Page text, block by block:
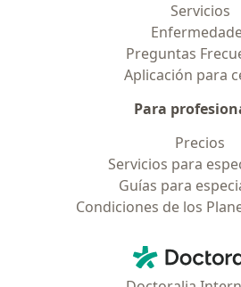
Servicios
Preguntas
Aplicación para
Para
Precios
Servicios para
Guías para
Condiciones de los